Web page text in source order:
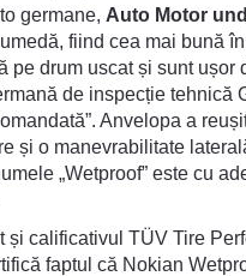
germane, Auto Motor
fiind cea mai bună
drum uscat și sunt ușor
de inspecție tehnică
Anvelopa a
și o manevrabilitate
„Wetproof” este cu
calificativul TÜV Tire
faptul că Nokian